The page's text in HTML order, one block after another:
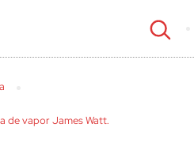
de vapor James Watt.